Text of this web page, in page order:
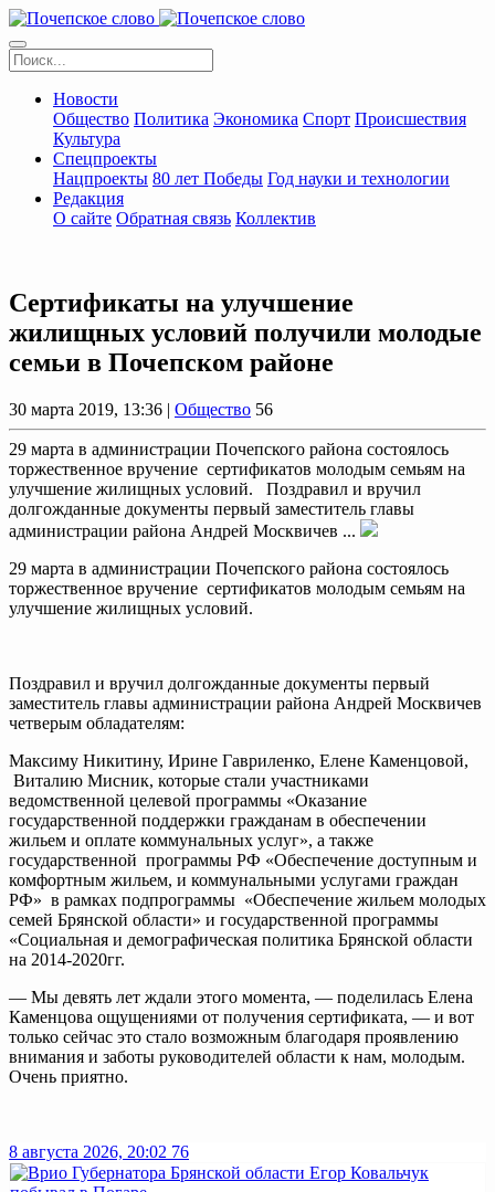
Новости
Общество Политика Экономика Спорт Происшествия
Культура
Спецпроекты
Нацпроекты 80 лет Победы Год науки и технологии
Редакция
О сайте Обратная связь Коллектив
Сертификаты на улучшение
жилищных условий получили молодые
семьи в Почепском районе
30 марта 2019, 13:36 | Общество 56
29 марта в администрации Почепского района состоялось
торжественное вручение сертификатов молодым семьям на
улучшение жилищных условий. Поздравил и вручил
долгожданные документы первый заместитель главы
администрации района Андрей Москвичев ...
29 марта в администрации Почепского района состоялось
торжественное вручение сертификатов молодым семьям на
улучшение жилищных условий.
Поздравил и вручил долгожданные документы первый
заместитель главы администрации района Андрей Москвичев
четверым обладателям:
Максиму Никитину, Ирине Гавриленко, Елене Каменцовой,
Виталию Мисник, которые стали участниками
ведомственной целевой программы «Оказание
государственной поддержки гражданам в обеспечении
жильем и оплате коммунальных услуг», а также
государственной программы РФ «Обеспечение доступным и
комфортным жильем, и коммунальными услугами граждан
РФ» в рамках подпрограммы «Обеспечение жильем молодых
семей Брянской области» и государственной программы
«Социальная и демографическая политика Брянской области
на 2014-2020гг.
— Мы девять лет ждали этого момента, — поделилась Елена
Каменцова ощущениями от получения сертификата, — и вот
только сейчас это стало возможным благодаря проявлению
внимания и заботы руководителей области к нам, молодым.
Очень приятно.
8 августа 2026, 20:02 76